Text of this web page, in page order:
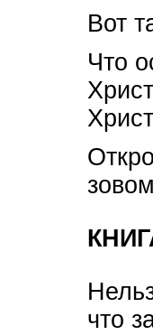
Вот
Что
что